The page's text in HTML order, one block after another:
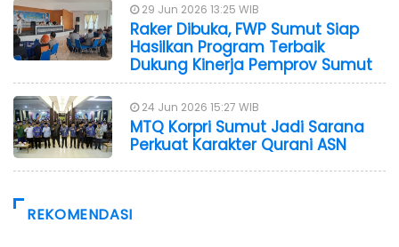
29 Jun 2026 13:25 WIB
Raker Dibuka, FWP Sumut Siap
Hasilkan Program Terbaik
Dukung Kinerja Pemprov Sumut
24 Jun 2026 15:27 WIB
MTQ Korpri Sumut Jadi Sarana
Perkuat Karakter Qurani ASN
REKOMENDASI